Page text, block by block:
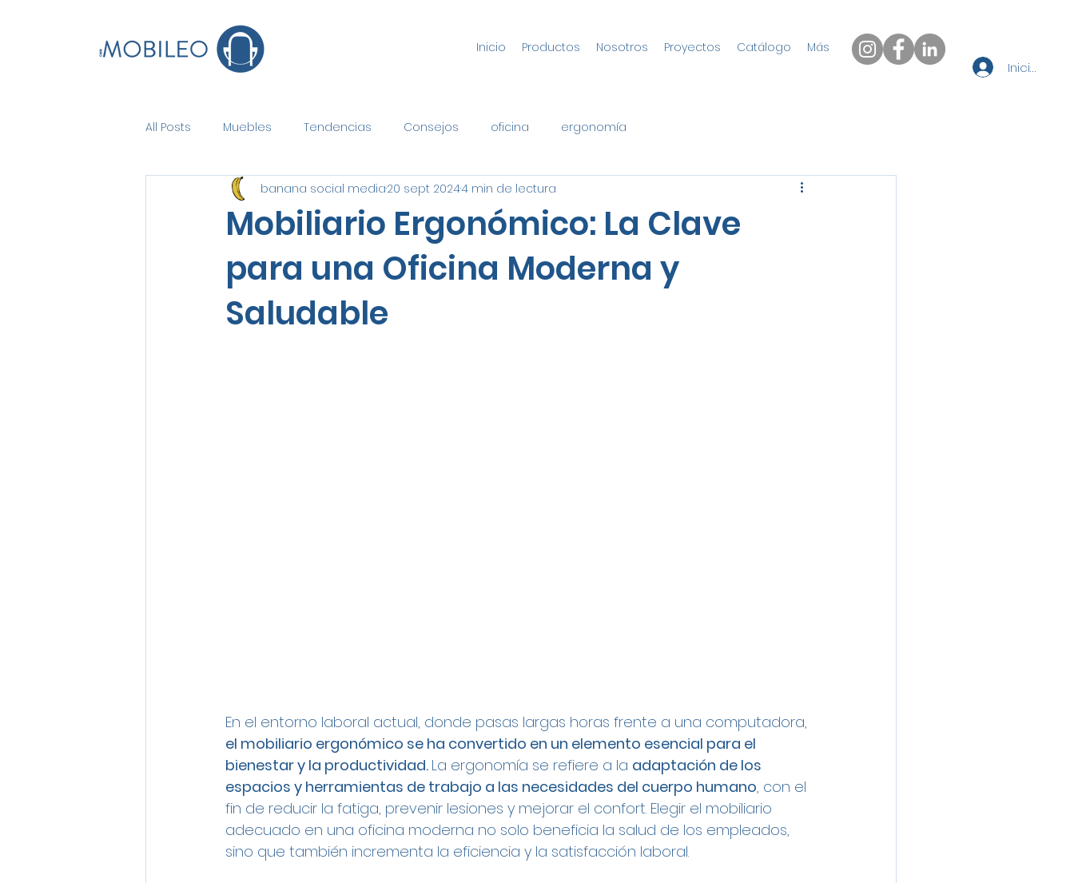
Inicio Productos Nosotros Proyectos Catálogo Más
Iniciar
All Posts Muebles Tendencias Consejos oficina ergonomía
Mobiliario Ergonómico: La Clave
para una Oficina Moderna y
Saludable
banana social media20 sept 20244 min de lectura
En el entorno laboral actual, donde pasas largas horas frente a una computadora,
el mobiliario ergonómico se ha convertido en un elemento esencial para el
bienestar y la productividad. La ergonomía se refiere a la adaptación de los
espacios y herramientas de trabajo a las necesidades del cuerpo humano, con el
fin de reducir la fatiga, prevenir lesiones y mejorar el confort. Elegir el mobiliario
adecuado en una oficina moderna no solo beneficia la salud de los empleados,
sino que también incrementa la eficiencia y la satisfacción laboral.